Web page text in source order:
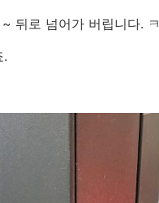
뒤로 넘어가 버립니다. ㅋ
.